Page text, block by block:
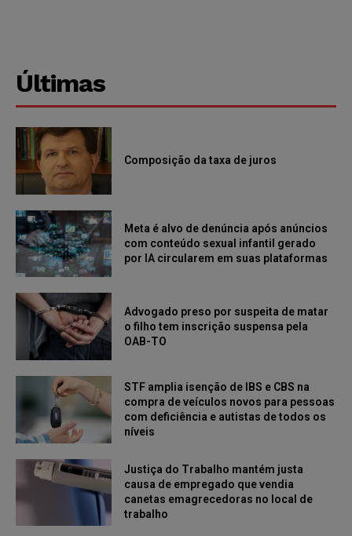
Últimas
Composição da taxa de juros
Meta é alvo de denúncia após anúncios
com conteúdo sexual infantil gerado
por IA circularem em suas plataformas
Advogado preso por suspeita de matar
o filho tem inscrição suspensa pela
OAB-TO
STF amplia isenção de IBS e CBS na
compra de veículos novos para pessoas
com deficiência e autistas de todos os
níveis
Justiça do Trabalho mantém justa
causa de empregado que vendia
canetas emagrecedoras no local de
trabalho